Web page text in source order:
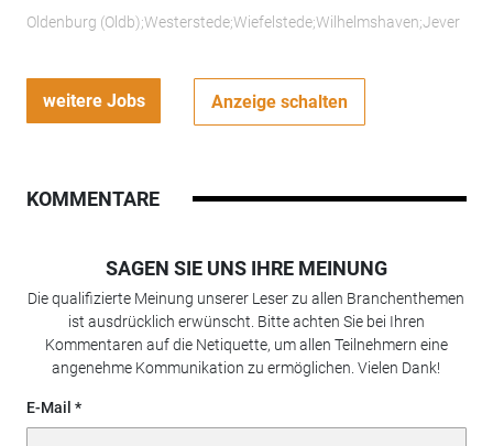
Oldenburg (Oldb);Westerstede;Wiefelstede;Wilhelmshaven;Jever
weitere Jobs Anzeige schalten
KOMMENTARE
SAGEN SIE UNS IHRE MEINUNG
Die qualifizierte Meinung unserer Leser zu allen Branchenthemen
ist ausdrücklich erwünscht. Bitte achten Sie bei Ihren
Kommentaren auf die Netiquette, um allen Teilnehmern eine
angenehme Kommunikation zu ermöglichen. Vielen Dank!
E-Mail